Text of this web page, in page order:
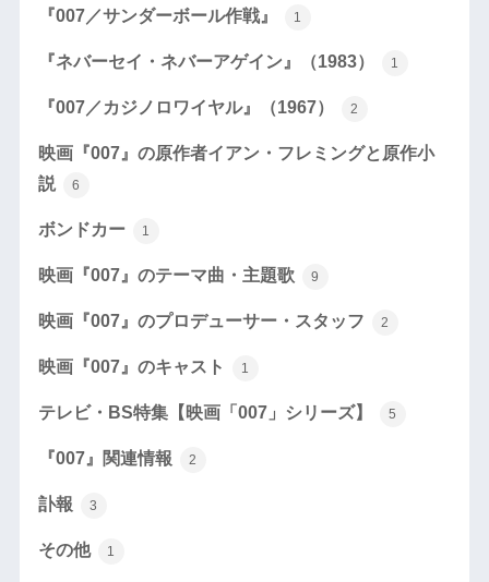
『007／サンダーボール作戦』 1
『ネバーセイ・ネバーアゲイン』（1983） 1
『007／カジノロワイヤル』（1967） 2
映画『007』の原作者イアン・フレミングと原作小
説
6
ボンドカー 1
映画『007』のテーマ曲・主題歌 9
映画『007』のプロデューサー・スタッフ 2
映画『007』のキャスト 1
テレビ・BS特集【映画「007」シリーズ】 5
『007』関連情報 2
訃報 3
その他 1